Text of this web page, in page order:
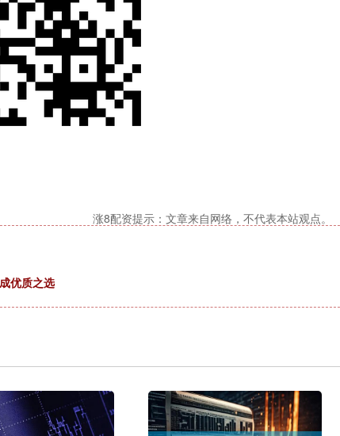
涨8配资提示：文章来自网络，不代表本站观点。
优质之选